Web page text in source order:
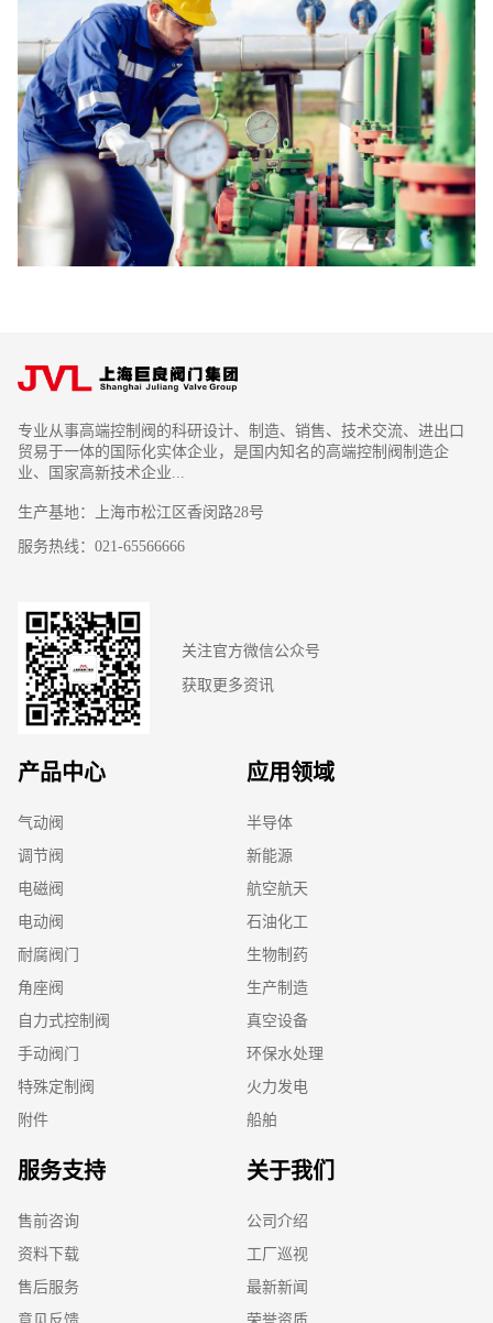
专业从事高端控制阀的科研设计、制造、销售、技术交流、进出口
贸易于一体的国际化实体企业，是国内知名的高端控制阀制造企
业、国家高新技术企业...
生产基地：上海市松江区香闵路28号
服务热线：021-65566666
关注官方微信公众号
获取更多资讯
产品中心
气动阀
调节阀
电磁阀
电动阀
耐腐阀门
角座阀
自力式控制阀
手动阀门
特殊定制阀
附件
应用领域
半导体
新能源
航空航天
石油化工
生物制药
生产制造
真空设备
环保水处理
火力发电
船舶
服务支持
售前咨询
资料下载
售后服务
关于我们
公司介绍
工厂巡视
最新新闻